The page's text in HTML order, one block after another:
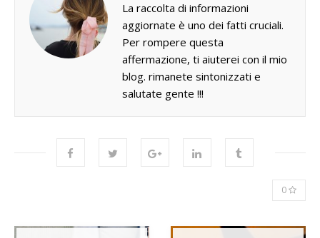
La raccolta di informazioni
aggiornate è uno dei fatti cruciali.
Per rompere questa
affermazione, ti aiuterei con il mio
blog. rimanete sintonizzati e
salutate gente !!!
0